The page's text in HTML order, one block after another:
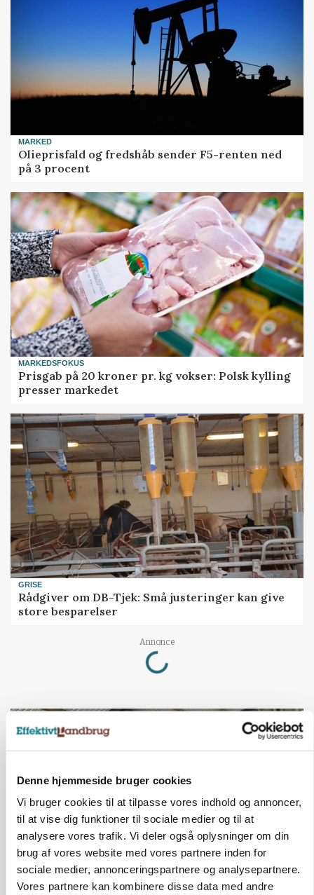
Denne hjemmeside bruger cookies
Vi bruger cookies til at tilpasse vores indhold og annoncer,
til at vise dig funktioner til sociale medier og til at
analysere vores trafik. Vi deler også oplysninger om din
brug af vores website med vores partnere inden for
sociale medier, annonceringspartnere og analysepartnere.
Vores partnere kan kombinere disse data med andre
MARKED
Olieprisfald og fredshåb sender F5-renten ned
på 3 procent
MARKEDSFOKUS
Prisgab på 20 kroner pr. kg vokser: Polsk kylling
presser markedet
GRISE
Rådgiver om DB-Tjek: Små justeringer kan give
store besparelser
Annonce
Loading...